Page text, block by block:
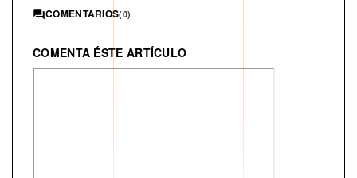
COMENTARIOS(0)
COMENTA ÉSTE ARTÍCULO